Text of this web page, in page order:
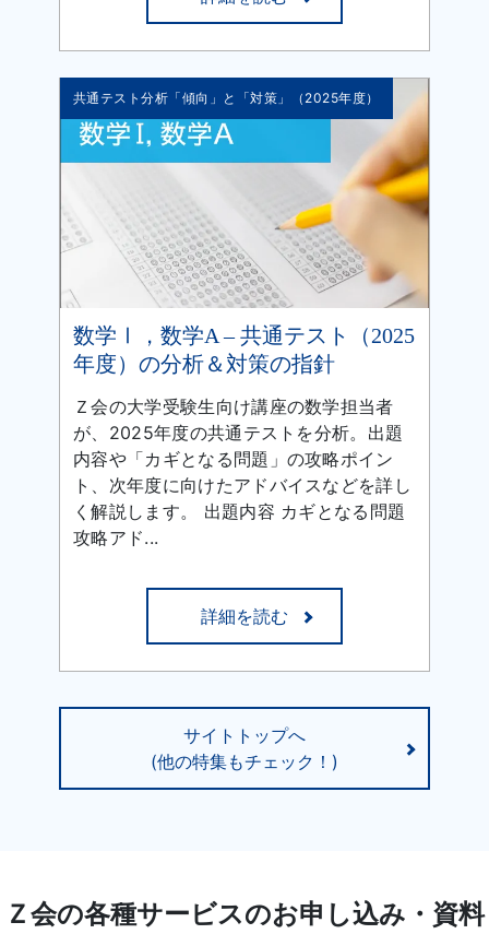
共通テスト分析「傾向」と「対策」（2025年度）
数学Ⅰ，数学A – 共通テスト（2025
年度）の分析＆対策の指針
Ｚ会の大学受験生向け講座の数学担当者
が、2025年度の共通テストを分析。出題
内容や「カギとなる問題」の攻略ポイン
ト、次年度に向けたアドバイスなどを詳し
く解説します。 出題内容 カギとなる問題
攻略アド...
詳細を読む
サイトトップへ
(他の特集もチェック！)
Ｚ会の各種サービスのお申し込み・資料